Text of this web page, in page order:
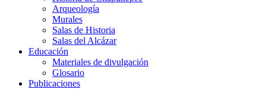
Arqueología
Murales
Salas de Historia
Salas del Alcázar
Educación
Materiales de divulgación
Glosario
Publicaciones